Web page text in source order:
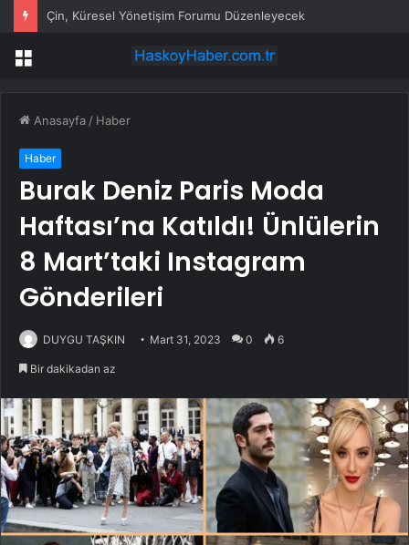
Çin, Küresel Yönetişim Forumu Düzenleyecek
Menü
Anasayfa / Haber
Haber
Burak Deniz Paris Moda
Haftası’na Katıldı! Ünlülerin
8 Mart’taki Instagram
Gönderileri
DUYGU TAŞKIN Mart 31, 2023 0 6
Bir dakikadan az